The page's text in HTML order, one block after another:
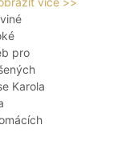
pro
Karola